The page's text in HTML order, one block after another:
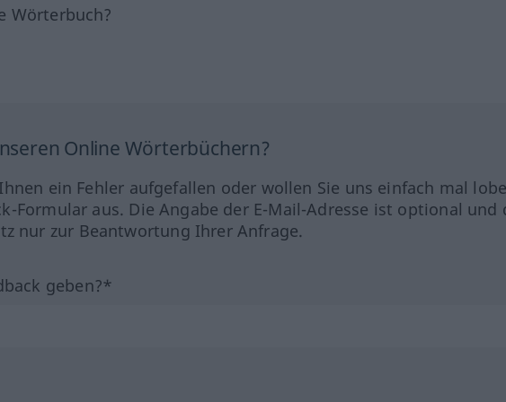
Wörterbuch?
Online Wörterbüchern?
ein Fehler aufgefallen oder wollen Sie uns einfach mal
Formular aus. Die Angabe der E-Mail-Adresse ist optional und
nur zur Beantwortung Ihrer Anfrage.
geben?*